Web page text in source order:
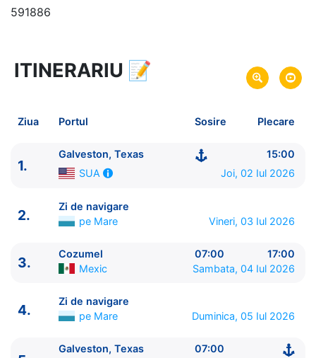
591886
5 zile vacanta de croaziera in
link oferta
Plecare pe 02 Iul 2026 din Galveston, Texas, SUA
Royal Caribbean International
ITINERARIU 📝
Ziua Portul Sosire Plecare
1.
Galveston, Texas
15:00
SUA
Joi, 02 Iul 2026
2.
Zi de navigare
pe Mare
Vineri, 03 Iul 2026
3.
Cozumel 07:00
17:00
Mexic
Sambata, 04 Iul 2026
4.
Zi de navigare
pe Mare
Duminica, 05 Iul 2026
Galveston, Texas
07:00